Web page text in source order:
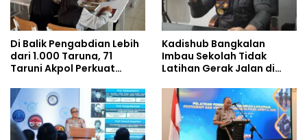
Di Balik Pengabdian Lebih
dari 1.000 Taruna, 71
Taruni Akpol Perkuat
Siswa Sekolah Rakyat
Kadishub Bangkalan
Imbau Sekolah Tidak
Latihan Gerak Jalan di